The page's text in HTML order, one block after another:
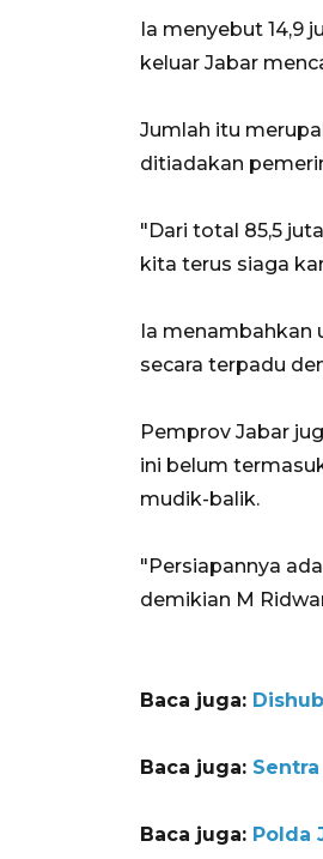
Ia menyebut 14,9
keluar Jabar
Jumlah itu
ditiadakan
"Dari total 85,5
kita terus siaga
Ia menambahkan
secara terpadu
Pemprov Jabar
ini belum
mudik-balik.
"Persiapannya
demikian M
Baca juga:
Baca juga:
Baca juga: Polda